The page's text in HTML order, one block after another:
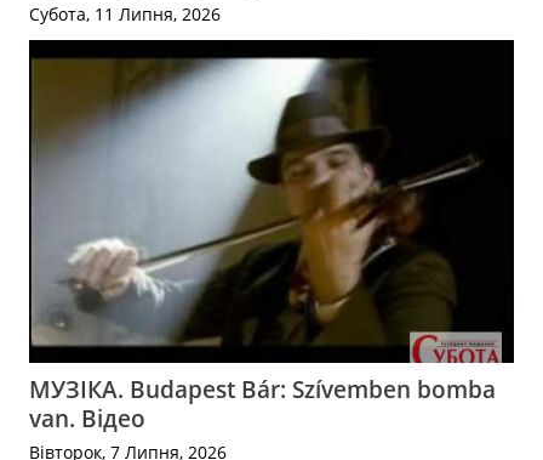
Субота, 11 Липня, 2026
МУЗІКА. Budapest Bár: Szívemben bomba
van. Відео
Вівторок, 7 Липня, 2026